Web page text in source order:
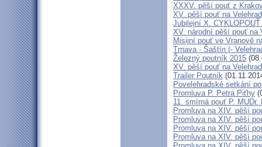
XXXV. pěší pouť z
XV. pěší pouť na
Jubilejní X.
XV. národní pěší pouť na
Misijní pouť ve Vranově
Trnava - Šaštín (-
Železný poutník 2015
XV. pěší pouť na
Trailer Poutník
Povelehradské setkání
Promluva P. Petra Piťhy
11. smírná pouť P.
Promluva na XIV. pěší
Promluva na XIV. pěší
Promluva na XIV. pěší
Promluva na XIV. pěší